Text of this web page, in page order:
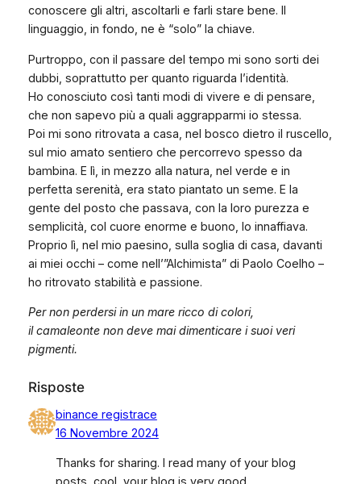
conoscere gli altri, ascoltarli e farli stare bene. Il
linguaggio, in fondo, ne è “solo” la chiave.
Purtroppo, con il passare del tempo mi sono sorti dei
dubbi, soprattutto per quanto riguarda l’identità.
Ho conosciuto così tanti modi di vivere e di pensare,
che non sapevo più a quali aggrapparmi io stessa.
Poi mi sono ritrovata a casa, nel bosco dietro il ruscello,
sul mio amato sentiero che percorrevo spesso da
bambina. E lì, in mezzo alla natura, nel verde e in
perfetta serenità, era stato piantato un seme. E la
gente del posto che passava, con la loro purezza e
semplicità, col cuore enorme e buono, lo innaffiava.
Proprio lì, nel mio paesino, sulla soglia di casa, davanti
ai miei occhi – come nell’”Alchimista” di Paolo Coelho –
ho ritrovato stabilità e passione.
Per non perdersi in un mare ricco di colori,
il camaleonte non deve mai dimenticare i suoi veri
pigmenti.
Risposte
binance registrace
16 Novembre 2024
Thanks for sharing. I read many of your blog